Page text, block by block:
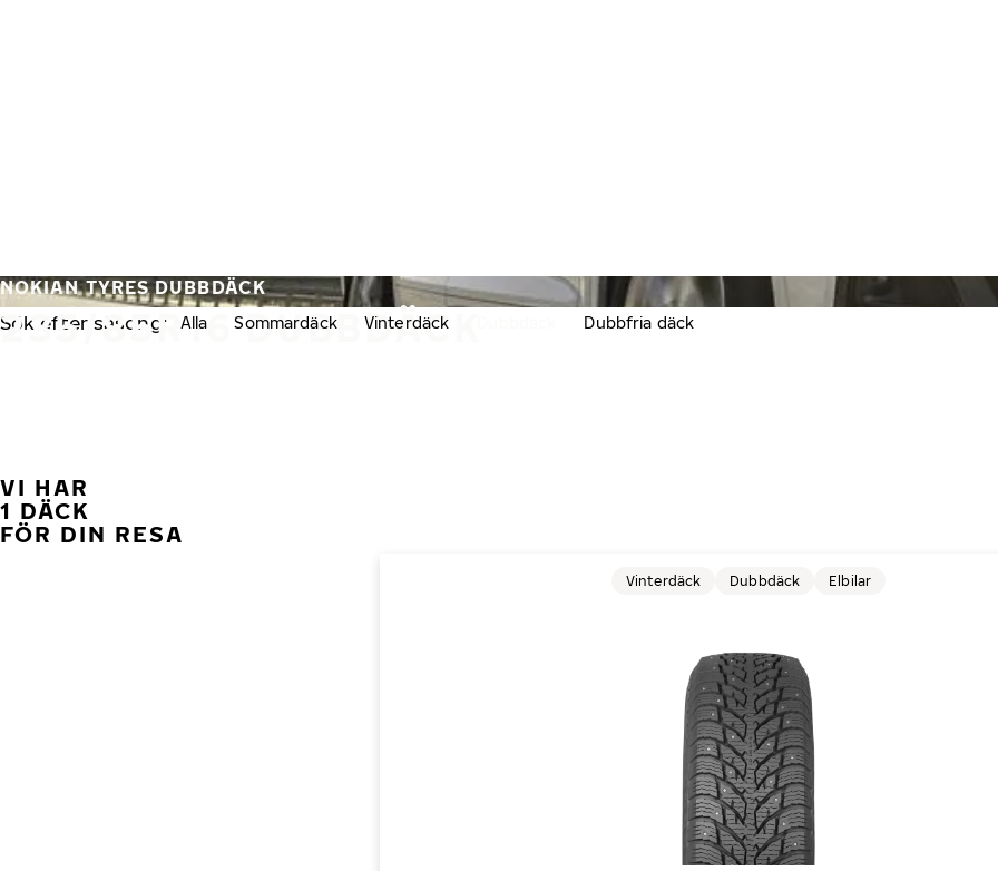
235/85R16 DUBBDÄCK
NOKIAN TYRES DUBBDÄCK
Sök efter säsong: Alla Sommardäck Vinterdäck Dubbfria däck
VI HAR
1 DÄCK
FÖR DIN RESA
Vinterdäck Dubbdäck Elbilar